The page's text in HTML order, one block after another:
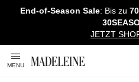
Navigation überspringen,
End-of-Season Sale: Bis zu
JETZT
MENU